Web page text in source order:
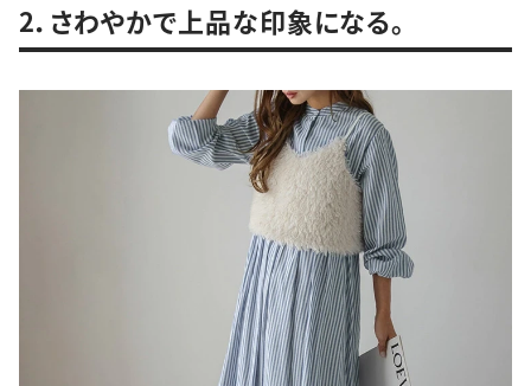
2．さわやかで上品な印象になる。